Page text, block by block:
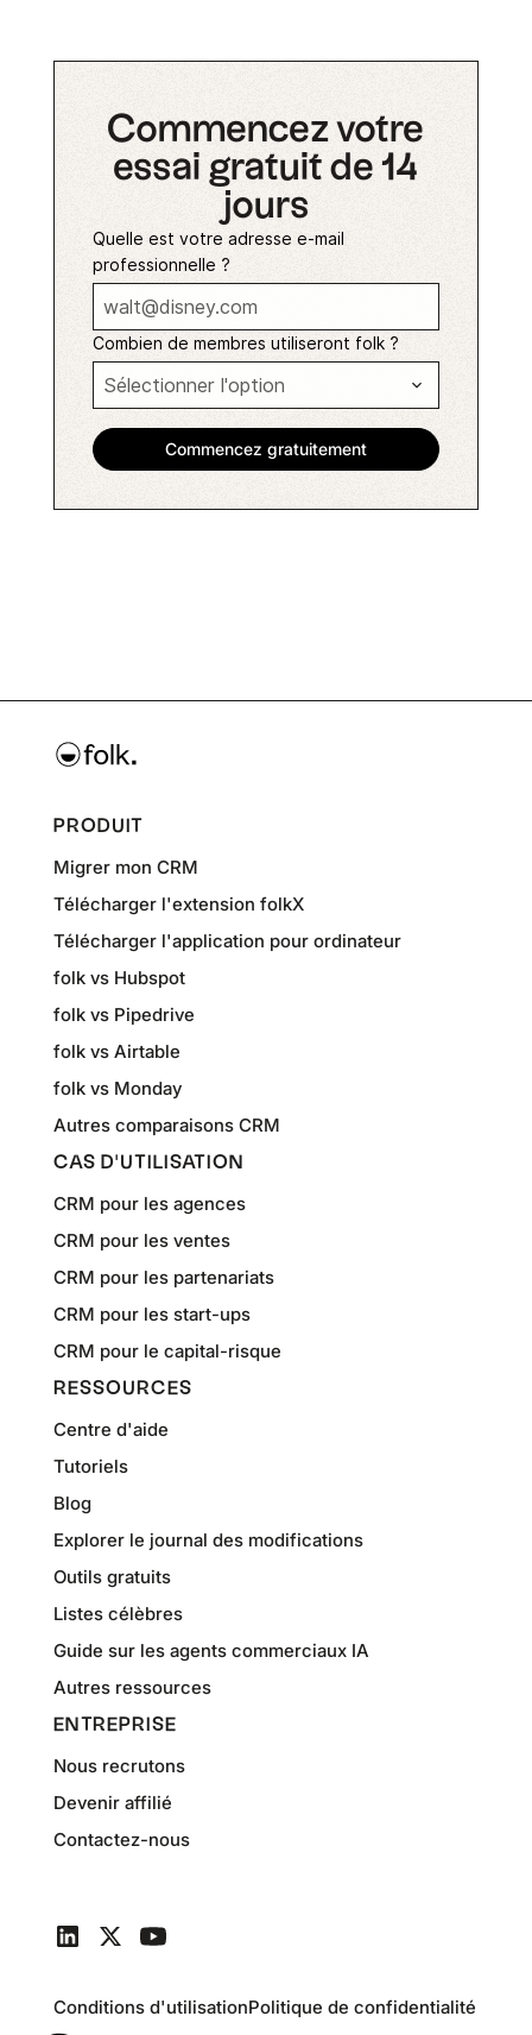
Commencez votre
essai gratuit de 14
jours
Quelle est votre adresse e-mail
professionnelle ?
Combien de membres utiliseront folk ?
PRODUIT
Migrer mon CRM
Télécharger l'extension folkX
Télécharger l'application pour ordinateur
folk vs Hubspot
folk vs Pipedrive
folk vs Airtable
folk vs Monday
Autres comparaisons CRM
CAS D'UTILISATION
CRM pour les agences
CRM pour les ventes
CRM pour les partenariats
CRM pour les start-ups
CRM pour le capital-risque
RESSOURCES
Centre d'aide
Tutoriels
Blog
Explorer le journal des modifications
Outils gratuits
Listes célèbres
Guide sur les agents commerciaux IA
Autres ressources
ENTREPRISE
Nous recrutons
Devenir affilié
Contactez-nous
Conditions d'utilisationPolitique de confidentialité